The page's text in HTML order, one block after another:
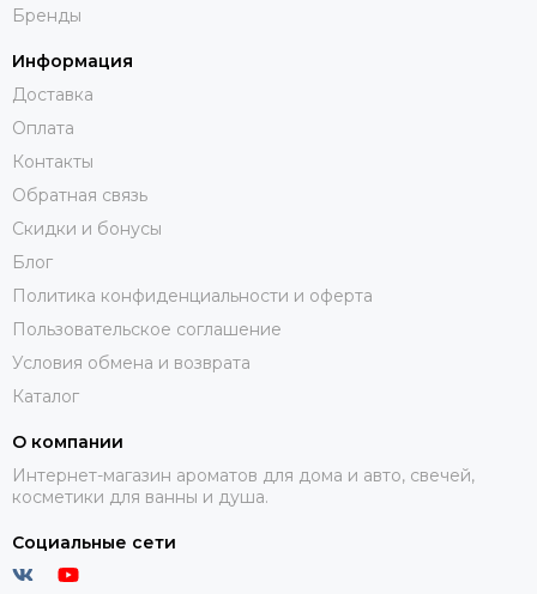
Бренды
Информация
Доставка
Оплата
Контакты
Обратная связь
Скидки и бонусы
Блог
Политика конфиденциальности и оферта
Пользовательское соглашение
Условия обмена и возврата
Каталог
О компании
Интернет-магазин ароматов для дома и авто, свечей,
косметики для ванны и душа.
Социальные сети